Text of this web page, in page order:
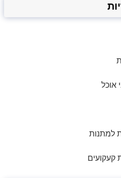
אוכל
למתנות
קעקועים